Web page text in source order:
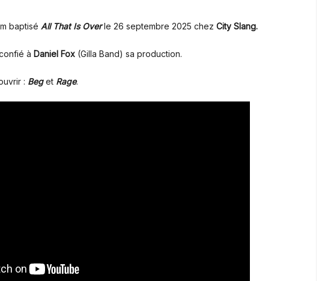
baptisé All That Is Overle 26 septembre 2025 chez City Slang.
à Daniel Fox (Gilla Band) sa production.
: Beg et Rage.